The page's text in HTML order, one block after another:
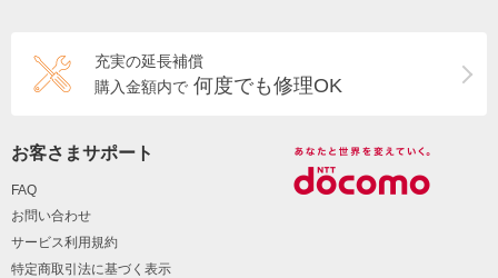
充実の延長補償
購入金額内で 何度でも修理OK
お客さまサポート
FAQ
お問い合わせ
サービス利用規約
特定商取引法に基づく表示